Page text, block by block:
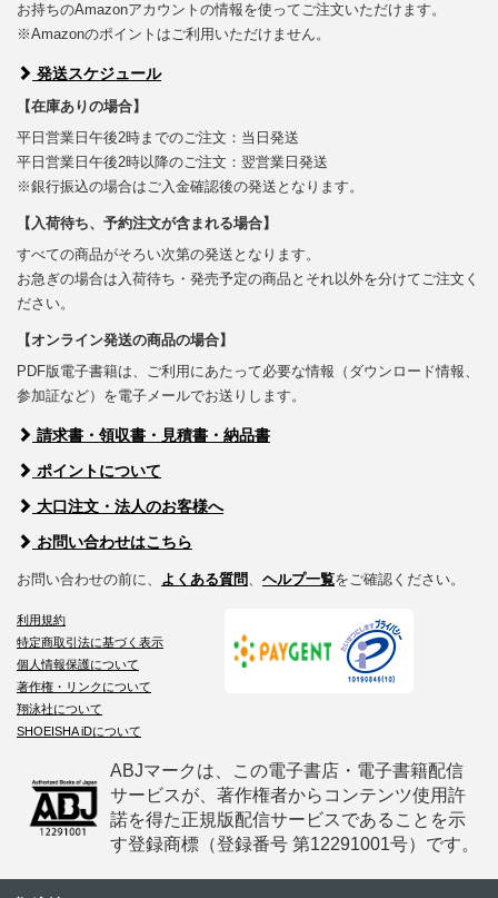
お持ちのAmazonアカウントの情報を使ってご注文いただけます。
※Amazonのポイントはご利用いただけません。
発送スケジュール
【在庫ありの場合】
平日営業日午後2時までのご注文：当日発送
平日営業日午後2時以降のご注文：翌営業日発送
※銀行振込の場合はご入金確認後の発送となります。
【入荷待ち、予約注文が含まれる場合】
すべての商品がそろい次第の発送となります。
お急ぎの場合は入荷待ち・発売予定の商品とそれ以外を分けてご注文く
ださい。
【オンライン発送の商品の場合】
PDF版電子書籍は、ご利用にあたって必要な情報（ダウンロード情報、
参加証など）を電子メールでお送りします。
請求書・領収書・見積書・納品書
ポイントについて
大口注文・法人のお客様へ
お問い合わせはこちら
お問い合わせの前に、 よくある質問、 ヘルプ一覧をご確認ください。
利用規約
特定商取引法に基づく表示
個人情報保護について
著作権・リンクについて
翔泳社について
SHOEISHA iDについて
ABJマークは、この電子書店・電子書籍配信
サービスが、著作権者からコンテンツ使用許
諾を得た正規版配信サービスであることを示
す登録商標（登録番号 第12291001号）です。